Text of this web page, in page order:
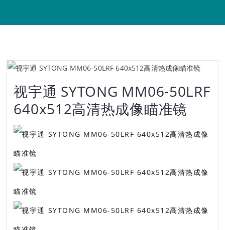
视宇通 SYTONG MM06-50LRF
640x512高清热成像瞄准镜